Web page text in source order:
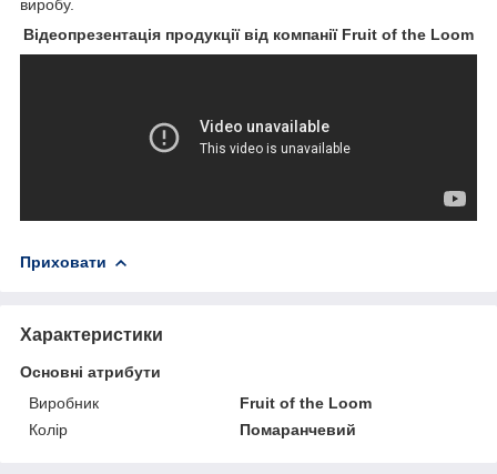
виробу.
Відеопрезентація продукції від компанії Fruit of the Loom
Приховати
Характеристики
Основні атрибути
Виробник
Fruit of the Loom
Колір
Помаранчевий